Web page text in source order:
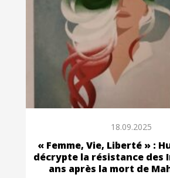
18.09.2025
« Femme, Vie, Liberté » :
décrypte la résistance des
ans après la mort de